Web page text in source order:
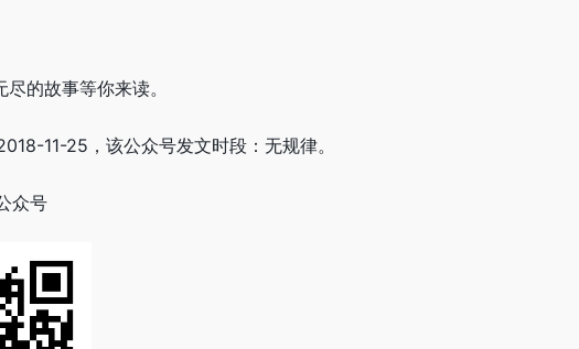
的故事等你来读。
11-25，该公众号发文时段：无规律。
众号